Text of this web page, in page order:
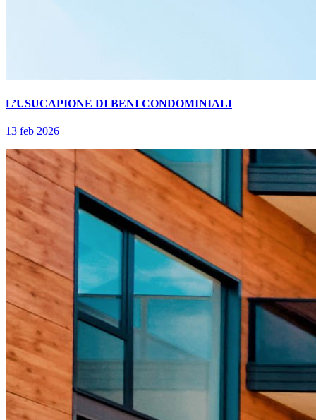
L’USUCAPIONE DI BENI CONDOMINIALI
13 feb 2026